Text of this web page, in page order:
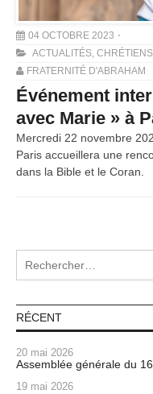
04 OCTOBRE 2023
ACTUALITÉS,
FRATERNITÉ D'ABRAHAM
Événement
avec Marie » à
Mercredi 22 novembre
Paris accueillera une
dans la Bible et le Coran.
RÉCENT
20 mai 2026
Assemblée générale du
19 mai 2026